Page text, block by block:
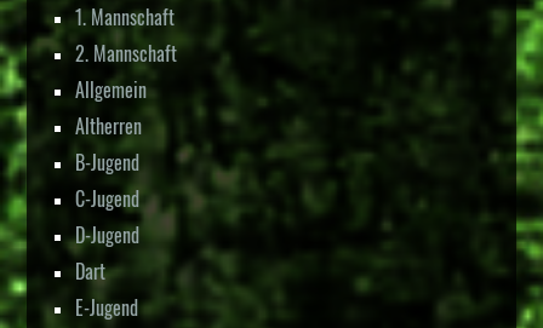
1. Mannschaft
2. Mannschaft
Allgemein
Altherren
B-Jugend
C-Jugend
D-Jugend
Dart
E-Jugend